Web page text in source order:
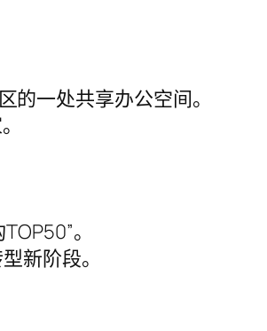
一处共享办公空间。
。
新阶段。